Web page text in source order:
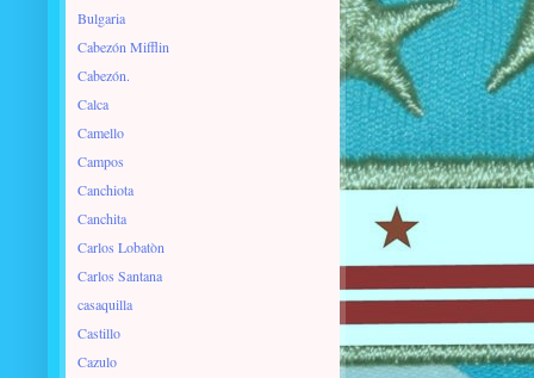
Bulgaria
Cabezón Mifflin
Cabezón.
Calca
Camello
Campos
Canchiota
Canchita
Carlos Lobatòn
Carlos Santana
casaquilla
Castillo
Cazulo